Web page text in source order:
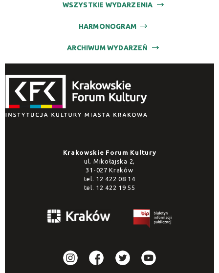
WSZYSTKIE WYDARZENIA
HARMONOGRAM
ARCHIWUM WYDARZEŃ
Krakowskie Forum Kultury
ul. Mikołajska 2,
31-027 Kraków
tel. 12 422 08 14
tel. 12 422 19 55